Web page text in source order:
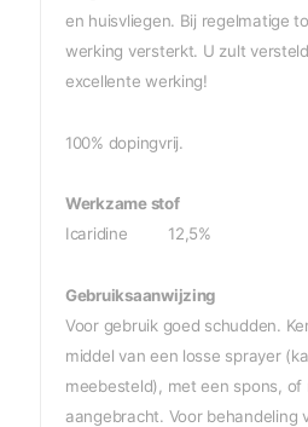
en huisvliegen. Bij regelmatige
werking versterkt. U zult
excellente werking!
100% dopingvrij.
Werkzame stof
Icaridine 12,5%
Gebruiksaanwijzing
Voor gebruik goed schudden.
middel van een losse sprayer
meebesteld), met een spons,
aangebracht. Voor behandeling